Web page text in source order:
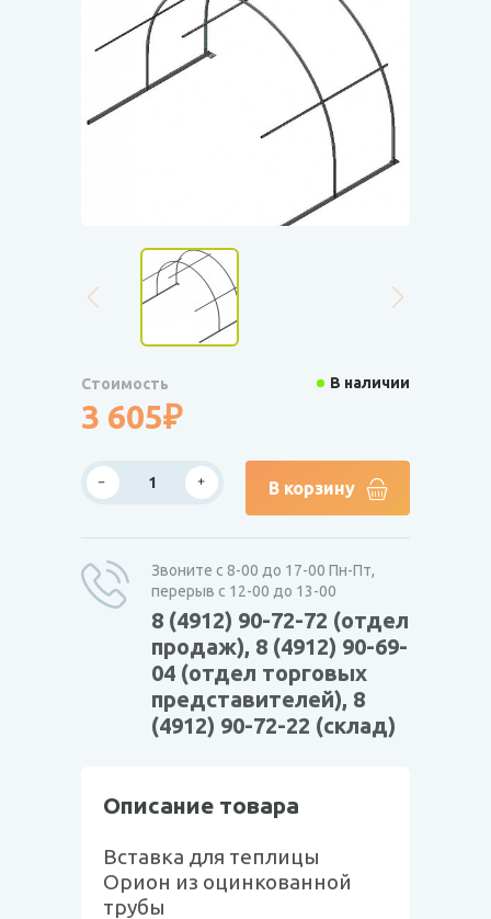
В наличии
Стоимость
3 605₽
В корзину
Звоните с 8-00 до 17-00 Пн-Пт,
перерыв с 12-00 до 13-00
8 (4912) 90-72-72 (отдел
продаж), 8 (4912) 90-69-
04 (отдел торговых
представителей), 8
(4912) 90-72-22 (склад)
Описание товара
Вставка для теплицы
Орион из оцинкованной
трубы